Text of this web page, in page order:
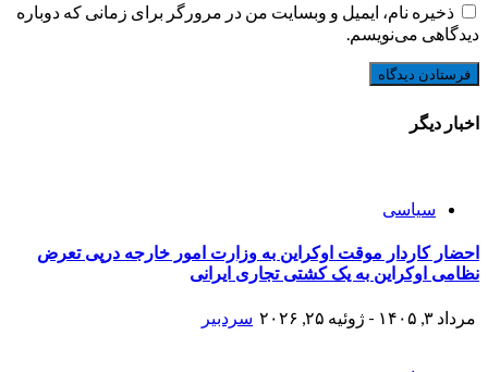
ذخیره نام، ایمیل و وبسایت من در مرورگر برای زمانی که دوباره
دیدگاهی می‌نویسم.
اخبار دیگر
سیاسی
احضار کاردار موقت اوکراین به وزارت امور خارجه درپی تعرض
نظامی اوکراین به یک کشتی تجاری ایرانی
مرداد ۳, ۱۴۰۵ - ژوئیه ۲۵, ۲۰۲۶ سردبیر